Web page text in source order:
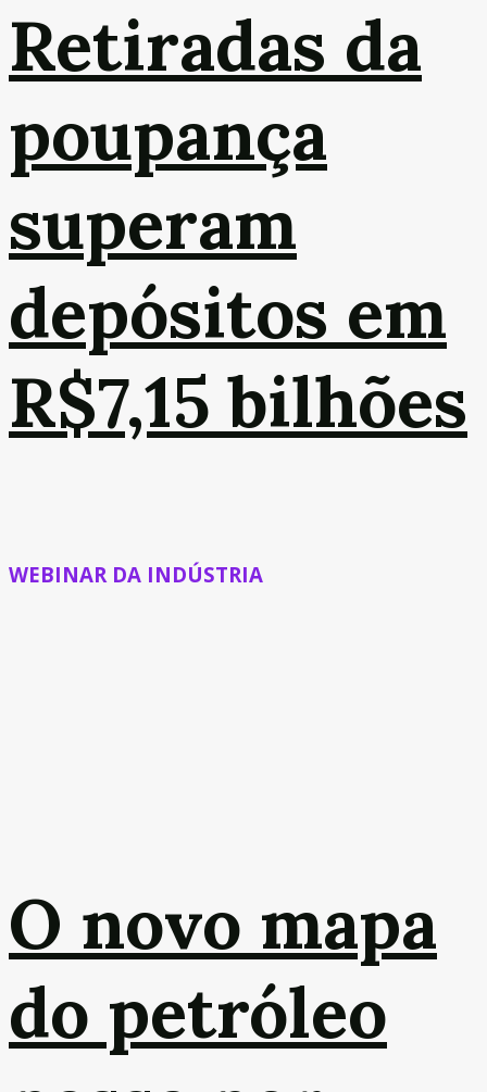
Retiradas da
poupança
superam
depósitos em
R$7,15 bilhões
WEBINAR DA INDÚSTRIA
O novo mapa
do petróleo